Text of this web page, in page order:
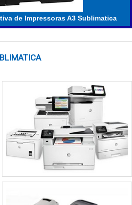
alta, mas impressoras de fábrica
é um fator a ser considerado,
vibrantes por mais tempo.
e substratos é fundamental. A
pelo tipo de substrato utilizado. É
e as especificações do processo de
de Impressoras A3 Sublimatica​